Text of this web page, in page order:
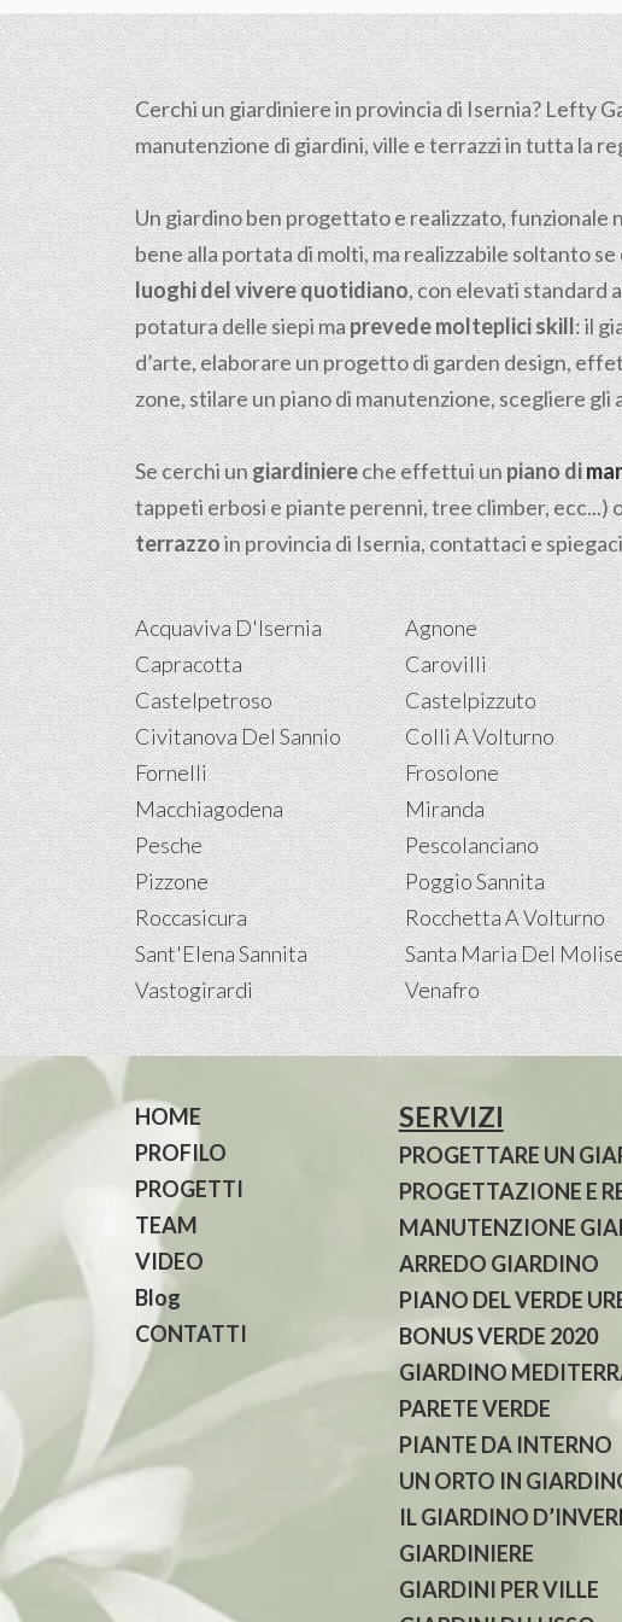
Cerchi un giardiniere in provincia di Isernia? Lefty
manutenzione di giardini, ville e terrazzi in tutta la
Un giardino ben progettato e realizzato, funzionale
bene alla portata di molti, ma realizzabile soltanto
luoghi del vivere quotidiano, con elevati standard
potatura delle siepi maprevede molteplici skill: il
d’arte, elaborare un progetto di garden design,
zone, stilare un piano di manutenzione, scegliere
Se cerchi ungiardiniereche effettui unpiano di
tappeti erbosi e piante perenni, tree climber,
terrazzoin provincia di Isernia, contattaci e
Acquaviva D'Isernia Agnone
Capracotta
Carovilli
Castelpetroso
Castelpizzuto
Civitanova Del Sannio
Colli A Volturno
Fornelli
Frosolone
Macchiagodena
Miranda
Pesche
Pescolanciano
Pizzone
Poggio Sannita
Roccasicura
Rocchetta A Volturno
Sant'Elena Sannita
Santa Maria Del
Vastogirardi
Venafro
HOME
PROFILO
PROGETTI
TEAM
VIDEO
Blog
CONTATTI
SERVIZI
PROGETTARE UN
PROGETTAZIONE E
MANUTENZIONE
ARREDO GIARDINO
PIANO DEL VERDE
BONUS VERDE 2020
GIARDINO
PARETE VERDE
PIANTE DA INTERNO
UN ORTO IN
IL GIARDINO
GIARDINIERE
GIARDINI PER VILLE